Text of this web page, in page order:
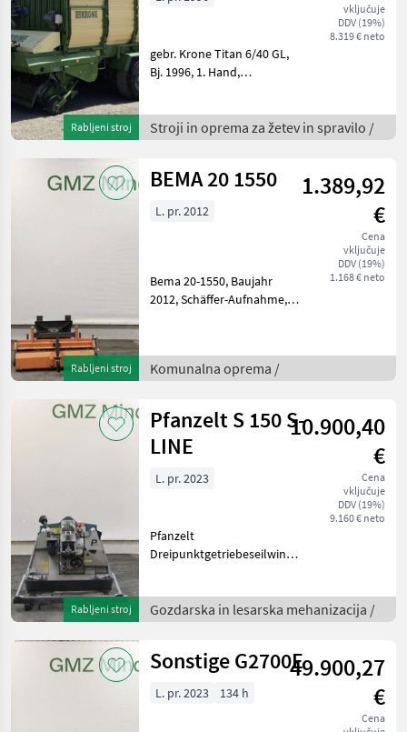
Rabljeni stroj
vključuje
DDV (19%)
8.319 € neto
gebr. Krone Titan 6/40 GL,
Bj. 1996, 1. Hand,
Druckluftbremse,
Obenanhängung, hydr.
hydr. Kratzboden, hydr
Stroji in oprema za žetev in spravilo /
Rabljeni stroj
BEMA 20 1550
1.389,92
€
Cena
vključuje
DDV (19%)
1.168 € neto
L. pr. 2012
Bema 20-1550, Baujahr
2012, Schäffer-Aufnahme,
oprema Pometalna tehnika
Komunalna oprema /
Rabljeni stroj
Pfanzelt S 150 S-
LINE
10.900,40
€
Cena
vključuje
DDV (19%)
9.160 € neto
L. pr. 2023
Pfanzelt
Dreipunktgetriebeseilwinde
Ölversorgung über
Kolbenpumpe mit
Sinterlamellenkupplu
Gozdarska in lesarska mehanizacija /
Sonstige G2700E49.900,27
€
Cena
L. pr. 2023 134 h